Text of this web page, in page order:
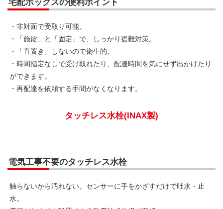
・非対面で受取り可能。
・「施錠」と「固定」で、しっかり盗難対策。
・「直置き」しないので衛生的。
・時間指定なしで受け取れたり、配達時間を気にせず出かけたり
ができます。
・再配達を依頼する手間がなくなります。
触らないから汚れない。センサーに手をかざすだけで吐水・止
水。
電源がなくても設置できる乾電池式仕様が登場。